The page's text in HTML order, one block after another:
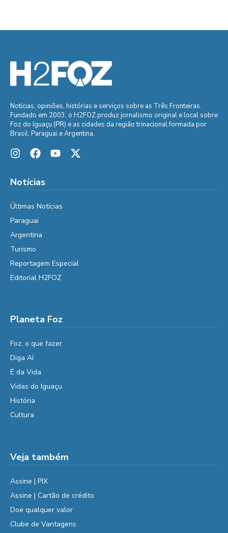
Notícias, opiniões, histórias e serviços sobre as Três Fronteiras.
Fundado em 2003, o H2FOZ produz jornalismo original e local sobre
Foz do Iguaçu (PR) e as cidades da região trinacional formada por
Brasil, Paraguai e Argentina.
Notícias
Últimas Notícias
Paraguai
Argentina
Turismo
Reportagem Especial
Editorial H2FOZ
Planeta Foz
Foz, o que fazer
Diga Aí
É da Vida
Vidas do Iguaçu
História
Cultura
Veja também
Assine | PIX
Assine | Cartão de crédito
Doe qualquer valor
Clube de Vantagens